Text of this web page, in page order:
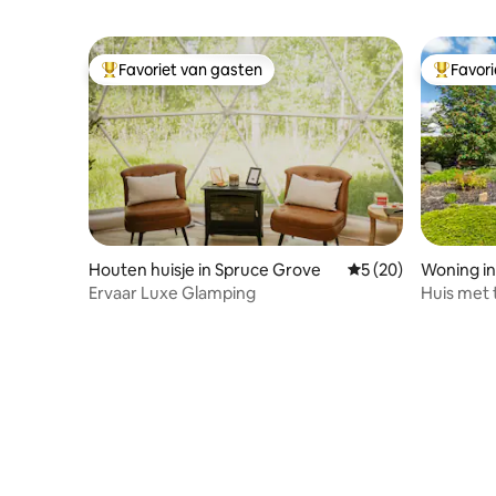
Topfavoriet van gasten
Favoriet van gasten
Houten huisje in Spruce Grove Gemiddelde
5 (20)
Ervaar Luxe Glamping
Woning
Huis met